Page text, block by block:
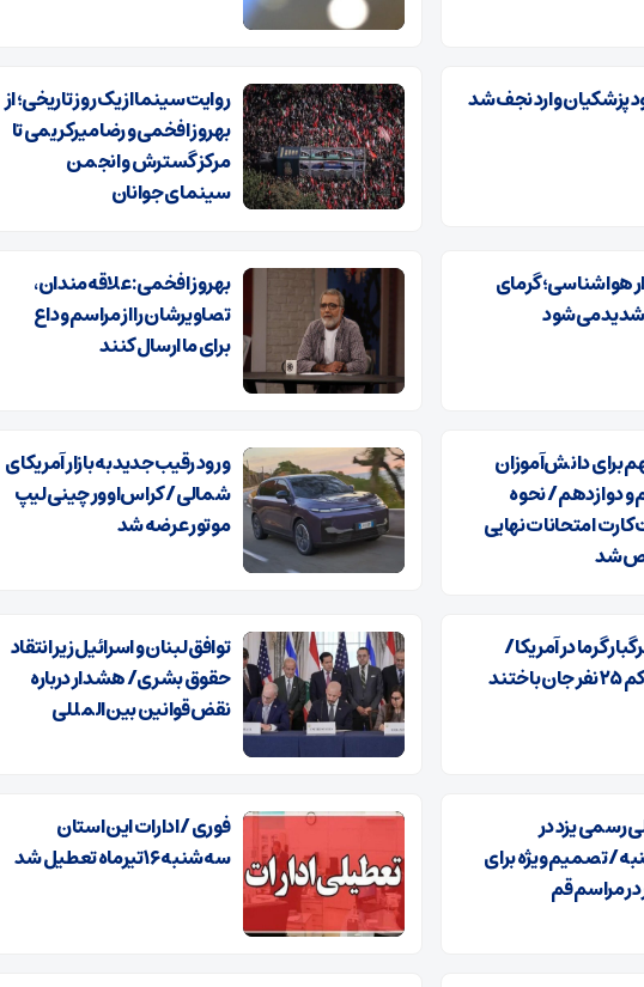
پزشکیان وارد نجف شد
روایت سینما از یک روز تاریخی؛ از
بهروز افخمی و رضا میرکریمی تا
مرکز گسترش و انجمن
سینمای جوانان
هواشناسی؛ گرمای
شدید می‌شود
بهروز افخمی: علاقه‌مندان،
تصاویرشان را از مراسم وداع
برای ما ارسال کنند
برای دانش‌آموزان
و دوازدهم / نحوه
کارت امتحانات نهایی
شد
ورود رقیب جدید به بازار آمریکای
شمالی / کراس‌اوور چینی لیپ
موتور عرضه شد
گرما در آمریکا /
توافق لبنان و اسرائیل زیر انتقاد
حقوق بشری/ هشدار درباره
نقض قوانین بین‌المللی
رسمی یزد در
تصمیم ویژه برای
مراسم قم
فوری / ادارات این استان
سه‌شنبه ۱۶ تیرماه تعطیل شد